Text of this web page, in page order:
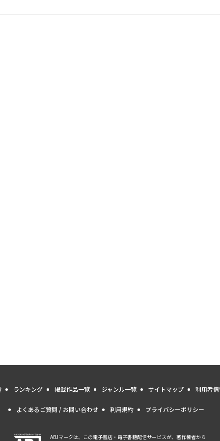
ランキング 掲載作品一覧 ジャンル一覧 サイトマップ 利用者
よくあるご質問 / お問い合わせ 利用規約 プライバシーポリシー
ABJマークは、この電子書店・電子書籍配信サービスが、著作権者から